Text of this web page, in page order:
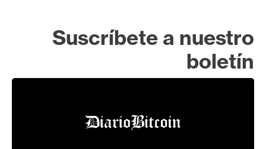
Suscríbete a nuestro
boletín